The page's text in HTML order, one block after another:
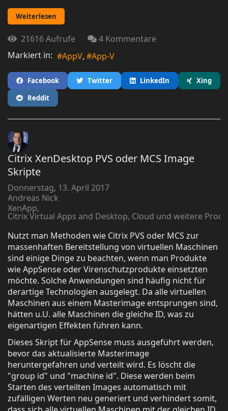
Weiterlesen
21616 Aufrufe
4 Kommentare
Markiert in:
AppV App-V
Facebook Twitter LinkedIn
Xing
Reddit
Citrix XenDesktop PVS oder MCS Image
Skripte
Donnerstag, 13. April 2017
Andreas Nick
XenApp
Citrix Virtual Apps and Desktop, Cloud und weitere
Nutzt man Methoden wie Citrix PVS oder MCS zur
massenhaften Bereitstellung von virtuellen Maschinen
sind einige Dinge zu beachten, wenn man Produkte
wie AppSense oder Virenschutzprodukte einsetzten
möchte. Solche Anwendungen sind häufig nicht für
derartige Technologien ausgelegt. Da alle virtuellen
Maschinen aus einem Masterimage entsprungen sind,
hätten u.U. alle Maschinen die gleiche ID, was zu
eigenartigen Effekten führen kann.
Dieses Skript für AppSense muss ausgeführt werden,
bevor das aktualisierte Masterimage
heruntergefahren und verteilt wird. Es löscht die
"group id" und "machine id". Diese werden beim
Starten des verteilten Images automatisch mit
zufälligen Werten neu generiert und verhindert somit,